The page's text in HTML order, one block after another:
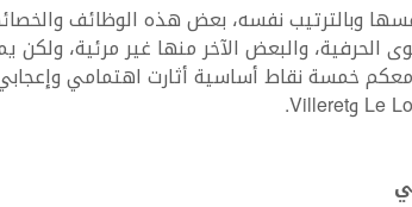
وبالترتيب نفسه، بعض هذه الوظائف
الحرفية، والبعض الآخر منها غير مرئية، ولكن
خمسة نقاط أساسية أثارت اهتمامي وإعجابي